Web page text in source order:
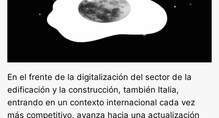
En el frente de la digitalización del sector de la
edificación y la construcción, también Italia,
entrando en un contexto internacional cada vez
más competitivo, avanza hacia una actualización